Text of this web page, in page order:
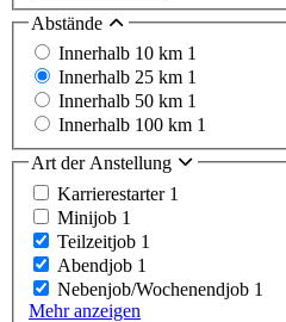
Abstände
Innerhalb 10 km 1
Innerhalb 25 km 1
Innerhalb 50 km 1
Innerhalb 100 km 1
Art der Anstellung
Karrierestarter 1
Minijob 1
Teilzeitjob 1
Abendjob 1
Nebenjob/Wochenendjob 1
Mehr anzeigen